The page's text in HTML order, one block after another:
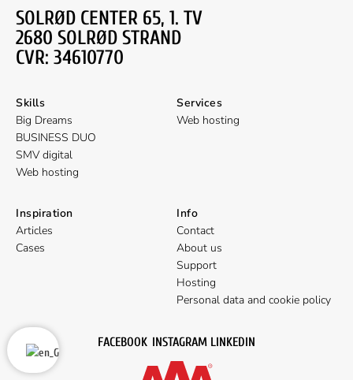
SOLRØD CENTER 65, 1. TV
2680 SOLRØD STRAND
CVR: 34610770
Skills
Big Dreams
BUSINESS DUO
SMV digital
Web hosting
Services
Web hosting
Inspiration
Articles
Cases
Info
Contact
About us
Support
Hosting
Personal data and cookie policy
FACEBOOK INSTAGRAM LINKEDIN